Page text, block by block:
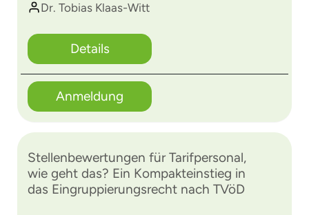
Dr. Tobias Klaas-Witt
Details
Anmeldung
Stellenbewertungen für Tarifpersonal,
wie geht das? Ein Kompakteinstieg in
das Eingruppierungsrecht nach TVöD